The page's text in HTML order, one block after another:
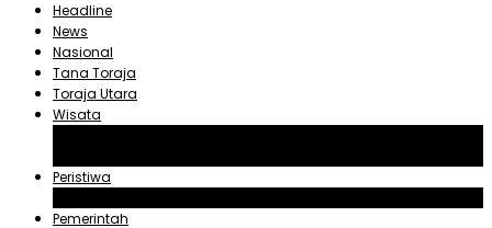
Headline
News
Nasional
Tana Toraja
Toraja Utara
Wisata
Peristiwa
Pemerintah